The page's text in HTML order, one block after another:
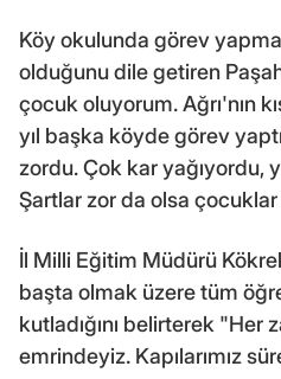
Köy okulunda görev
olduğunu dile getiren
çocuk oluyorum. Ağrı'nın
yıl başka köyde görev
zordu. Çok kar yağıyordu,
Şartlar zor da olsa
İl Milli Eğitim Müdürü
başta olmak üzere tüm
kutladığını belirterek
emrindeyiz. Kapılarımız